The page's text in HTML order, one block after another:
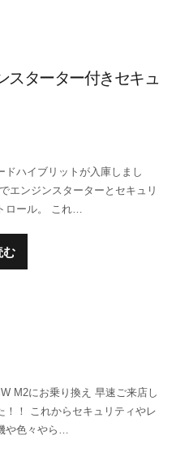
スターター付きセキュ
ドハイブリットが入庫しまし
エンジンスターターとセキュリ
ロール。 これ…
む
M2にお乗り換え 早速ご来店し
！！ これからセキュリティやレ
や色々やら…